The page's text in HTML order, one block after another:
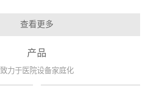
查看更多
产品
致力于医院设备家庭化